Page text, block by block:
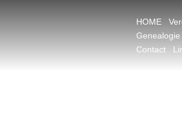
HOME
Genealogie
Contact